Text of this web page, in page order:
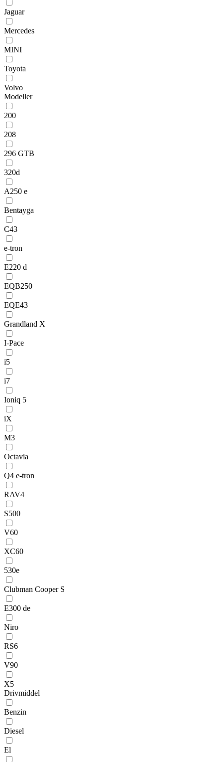
Jaguar
Mercedes
MINI
Toyota
Volvo
Modeller
200
208
296 GTB
320d
A250 e
Bentayga
C43
e-tron
E220 d
EQB250
EQE43
Grandland X
I-Pace
i5
i7
Ioniq 5
iX
M3
Octavia
Q4 e-tron
RAV4
S500
V60
XC60
530e
Clubman Cooper S
E300 de
Niro
RS6
V90
X5
Drivmiddel
Benzin
Diesel
El